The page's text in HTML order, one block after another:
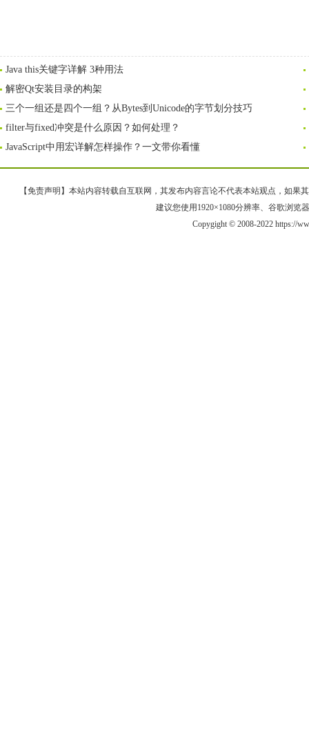
Java this关键字详解 3种用法
解密Qt安装目录的构架
三个一组还是四个一组？从Bytes到Unicode的字节划分技巧
filter与fixed冲突是什么原因？如何处理？
JavaScript中用宏详解怎样操作？一文带你看懂
【免责声明】本站内容转载自互联网，其发布内容言论不代表本站观点，如果
建议您使用1920×1080分辨率、谷歌浏览
Copygight © 2008-2022 https://